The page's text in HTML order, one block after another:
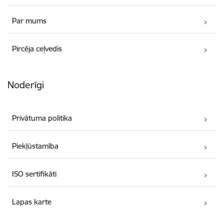
Par mums
Pircēja ceļvedis
Noderīgi
Privātuma politika
Piekļūstamība
ISO sertifikāti
Lapas karte